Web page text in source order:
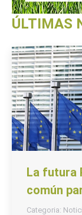
ÚLTIMAS
La futura
común
Categoria: